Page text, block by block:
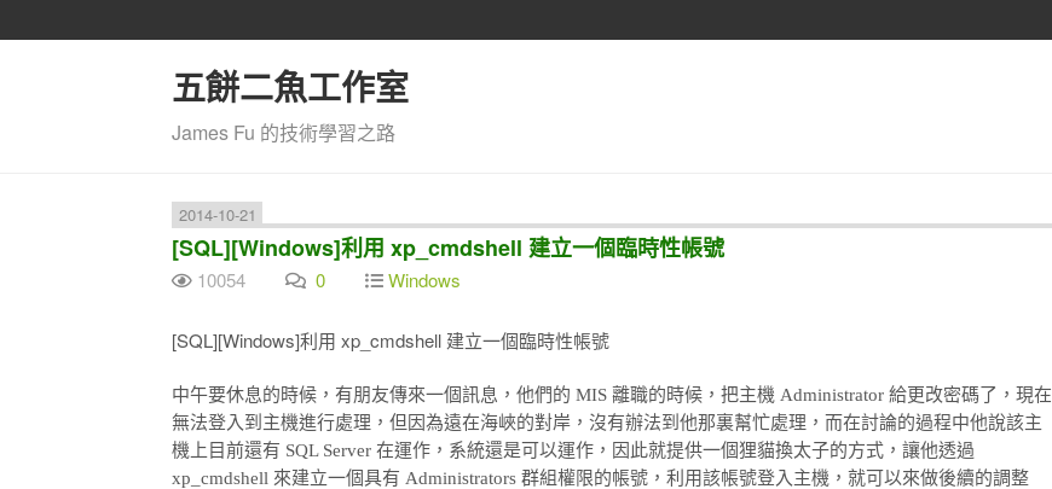
五餅二魚工作室
James Fu 的技術學習之路
2014-10-21
[SQL][Windows]利用 xp_cmdshell 建立一個臨時性帳號
10054 0 Windows
[SQL][Windows]利用 xp_cmdshell 建立一個臨時性帳號
中午要休息的時候，有朋友傳來一個訊息，他們的 MIS 離職的時候，把主機 Administrator 給更改密碼了，現在
無法登入到主機進行處理，但因為遠在海峽的對岸，沒有辦法到他那裏幫忙處理，而在討論的過程中他說該主
機上目前還有 SQL Server 在運作，系統還是可以運作，因此就提供一個狸貓換太子的方式，讓他透過
xp_cmdshell 來建立一個具有 Administrators 群組權限的帳號，利用該帳號登入主機，就可以來做後續的調整